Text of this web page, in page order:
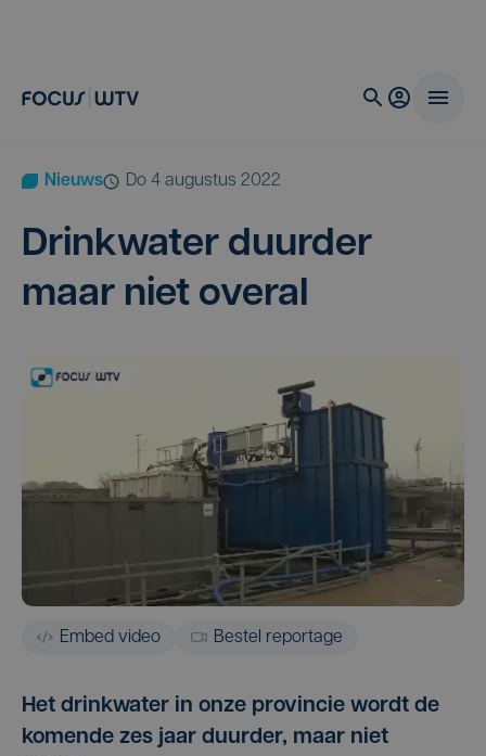
Nieuws do 4 augustus 2022
Drink­wa­ter duur­der
maar niet overal
Embed video Bestel reportage
Het drinkwater in onze provincie wordt de
komende zes jaar duurder, maar niet